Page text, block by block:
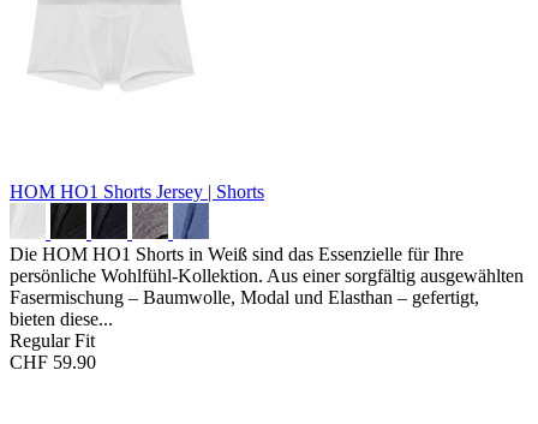
HOM HO1 Shorts Jersey | Shorts
Die HOM HO1 Shorts in Weiß sind das Essenzielle für Ihre
persönliche Wohlfühl-Kollektion. Aus einer sorgfältig ausgewählten
Fasermischung – Baumwolle, Modal und Elasthan – gefertigt,
bieten diese...
Regular Fit
CHF 59.90